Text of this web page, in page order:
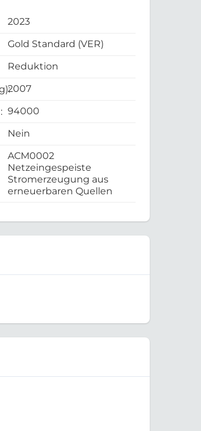
2023
Gold Standard (VER)
Reduktion
2007
94000
Nein
ACM0002
Netzeingespeiste
Stromerzeugung aus
erneuerbaren Quellen